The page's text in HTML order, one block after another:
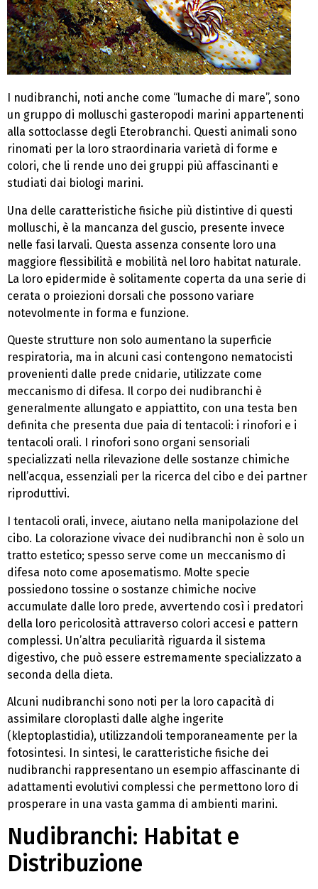
I nudibranchi, noti anche come “lumache di mare”, sono
un gruppo di molluschi gasteropodi marini appartenenti
alla sottoclasse degli Eterobranchi. Questi animali sono
rinomati per la loro straordinaria varietà di forme e
colori, che li rende uno dei gruppi più affascinanti e
studiati dai biologi marini.
Una delle caratteristiche fisiche più distintive di questi
molluschi, è la mancanza del guscio, presente invece
nelle fasi larvali. Questa assenza consente loro una
maggiore flessibilità e mobilità nel loro habitat naturale.
La loro epidermide è solitamente coperta da una serie di
cerata o proiezioni dorsali che possono variare
notevolmente in forma e funzione.
Queste strutture non solo aumentano la superficie
respiratoria, ma in alcuni casi contengono nematocisti
provenienti dalle prede cnidarie, utilizzate come
meccanismo di difesa. Il corpo dei nudibranchi è
generalmente allungato e appiattito, con una testa ben
definita che presenta due paia di tentacoli: i rinofori e i
tentacoli orali. I rinofori sono organi sensoriali
specializzati nella rilevazione delle sostanze chimiche
nell’acqua, essenziali per la ricerca del cibo e dei partner
riproduttivi.
I tentacoli orali, invece, aiutano nella manipolazione del
cibo. La colorazione vivace dei nudibranchi non è solo un
tratto estetico; spesso serve come un meccanismo di
difesa noto come aposematismo. Molte specie
possiedono tossine o sostanze chimiche nocive
accumulate dalle loro prede, avvertendo così i predatori
della loro pericolosità attraverso colori accesi e pattern
complessi. Un’altra peculiarità riguarda il sistema
digestivo, che può essere estremamente specializzato a
seconda della dieta.
Alcuni nudibranchi sono noti per la loro capacità di
assimilare cloroplasti dalle alghe ingerite
(kleptoplastidia), utilizzandoli temporaneamente per la
fotosintesi. In sintesi, le caratteristiche fisiche dei
nudibranchi rappresentano un esempio affascinante di
adattamenti evolutivi complessi che permettono loro di
prosperare in una vasta gamma di ambienti marini.
Nudibranchi: Habitat e
Distribuzione